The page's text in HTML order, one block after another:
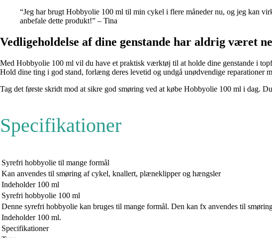
“Jeg har brugt Hobbyolie 100 ml til min cykel i flere måneder nu, og jeg kan
anbefale dette produkt!” – Tina
Vedligeholdelse af dine genstande har aldrig været
Med Hobbyolie 100 ml vil du have et praktisk værktøj til at holde dine genstande i
Hold dine ting i god stand, forlæng deres levetid og undgå unødvendige reparationer
Tag det første skridt mod at sikre god smøring ved at købe Hobbyolie 100 ml i dag.
Specifikationer
Syrefri hobbyolie til mange formål
Kan anvendes til smøring af cykel, knallert, plæneklipper og hængsler
Indeholder 100 ml
Syrefri hobbyolie 100 ml
Denne syrefri hobbyolie kan bruges til mange formål. Den kan fx anvendes til
Indeholder 100 ml.
Specifikationer